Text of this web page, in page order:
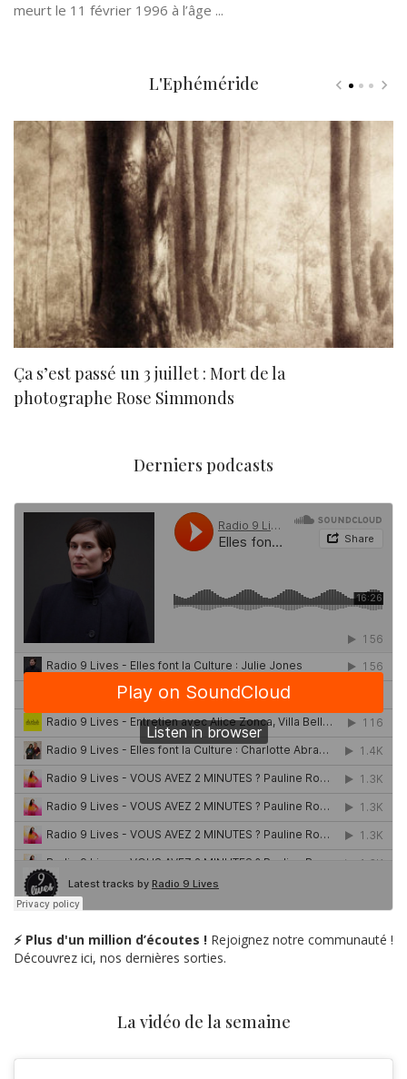
meurt le 11 février 1996 à l’âge ...
L'Ephéméride
Ça s’est passé un 3 juillet : Mort de la
photographe Rose Simmonds
Derniers podcasts
⚡ Plus d'un million d’écoutes ! Rejoignez notre communauté !
Découvrez ici, nos dernières sorties.
La vidéo de la semaine